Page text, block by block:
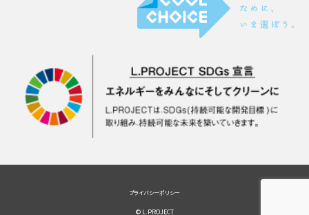
プライバシーポリシー
© L.PROJECT